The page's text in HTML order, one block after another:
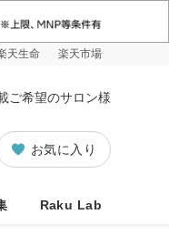
天生命 楽天市場
ご希望のサロン様
お気に入り
Raku Lab